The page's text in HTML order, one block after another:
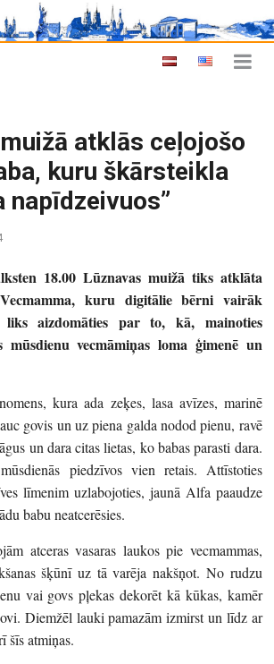
atklās ceļojošo
kuru škārsteikla
napīdzeivuos”
18.00 Lūznavas muižā tiks atklāta
kuru digitālie bērni vairāk
liks aizdomāties par to, kā, mainoties
mūsdienu vecmāmiņas loma ģimenē un
kura ada zeķes, lasa avīzes, marinē
govis un uz piena galda nodod pienu, ravē
un dara citas lietas, ko babas parasti dara.
piedzīvos vien retais. Attīstoties
līmenim uzlabojoties, jaunā Alfa paaudze
babu neatcerēsies.
atceras vasaras laukos pie vecmammas,
šķūnī uz tā varēja nakšņot. No rudzu
vai govs pļekas dekorēt kā kūkas, kamēr
Diemžēl lauki pamazām izmirst un līdz ar
šīs atmiņas.